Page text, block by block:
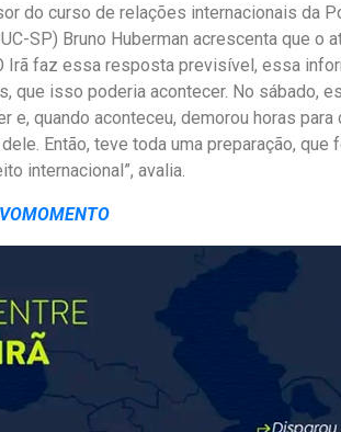
do curso de relações internacionais da
SP) Bruno Huberman acrescenta que o
Irã faz essa resposta previsível, essa
que isso poderia acontecer. No sábado,
e, quando aconteceu, demorou horas
Então, teve toda uma preparação, que
internacional”, avalia.